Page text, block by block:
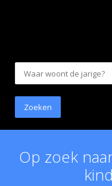
Op zoek